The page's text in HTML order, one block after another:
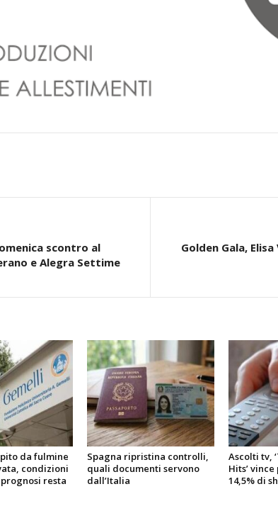
scontro al
e Alegra Settime
Golden Gala,
da fulmine
condizioni
resta
Spagna ripristina controlli,
quali documenti servono
dall’Italia
Ascolti tv,
Hits’
14,5% di